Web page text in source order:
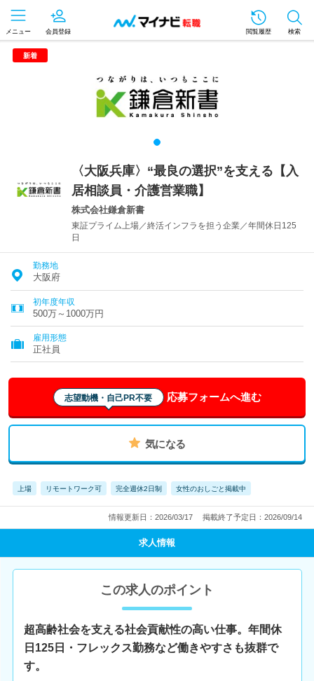
メニュー 会員登録 閲覧履歴 検索
新着
〈大阪兵庫〉“最良の選択”を支える【入
居相談員・介護営業職】
株式会社鎌倉新書
東証プライム上場／終活インフラを担う企業／年間休日125
日
勤務地
大阪府
初年度年収
500万～1000万円
雇用形態
正社員
志望動機・自己PR不要 応募フォームへ進む
気になる
上場 リモートワーク可 完全週休2日制 女性のおしごと掲載中
情報更新日：2026/03/17 掲載終了予定日：2026/09/14
求人情報
この求人のポイント
超高齢社会を支える社会貢献性の高い仕事。年間休
日125日・フレックス勤務など働きやすさも抜群で
す。